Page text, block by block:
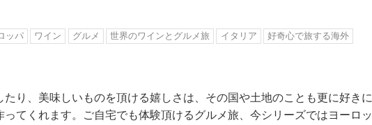
ッパ ワイン グルメ 世界のワインとグルメ旅 イタリア
好奇心で旅する海外
り、美味しいものを頂ける嬉しさは、その国や土地のことも更に好きに
ってくれます。ご自宅でも体験頂けるグルメ旅、今シリーズではヨーロッ